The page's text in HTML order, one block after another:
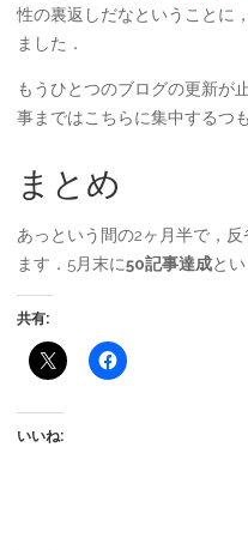
性の裏返しだなということに
ました．
もうひとつのブログの更新が
事まではこちらに集中するつ
まとめ
あっという間の2ヶ月半で，
ます．5月末に50記事達成とい
共有:
いいね: